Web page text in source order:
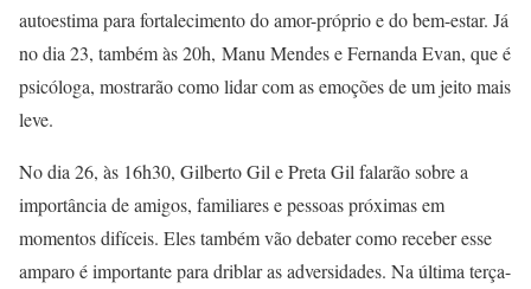
autoestima para fortalecimento do amor-próprio e do bem-estar. Já
no dia 23, também às 20h, Manu Mendes e Fernanda Evan, que é
psicóloga, mostrarão como lidar com as emoções de um jeito mais
leve.
No dia 26, às 16h30, Gilberto Gil e Preta Gil falarão sobre a
importância de amigos, familiares e pessoas próximas em
momentos difíceis. Eles também vão debater como receber esse
amparo é importante para driblar as adversidades. Na última terça-